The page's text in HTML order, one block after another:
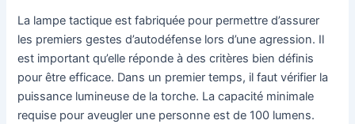
La lampe tactique est fabriquée pour permettre d’assurer
les premiers gestes d’autodéfense lors d’une agression. Il
est important qu’elle réponde à des critères bien définis
pour être efficace. Dans un premier temps, il faut vérifier la
puissance lumineuse de la torche. La capacité minimale
requise pour aveugler une personne est de 100 lumens.